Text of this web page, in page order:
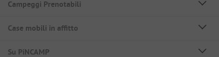
Campeggi Prenotabili
Case mobili in affitto
Su PiNCAMP